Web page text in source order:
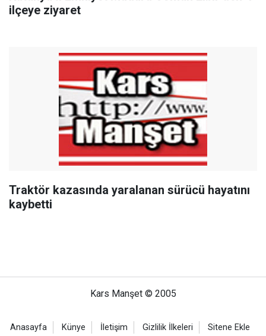
ilçeye ziyaret
Traktör kazasında yaralanan sürücü hayatını
kaybetti
Kars Manşet © 2005
Anasayfa Künye İletişim Gizlilik İlkeleri Sitene Ekle